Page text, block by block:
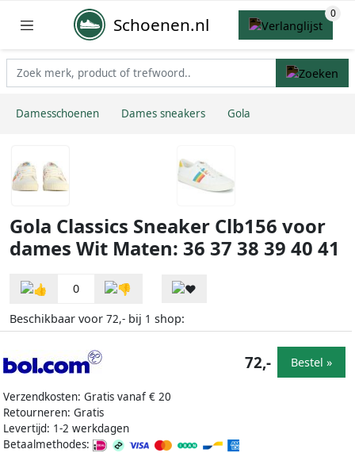
Schoenen.nl
Damesschoenen Dames sneakers Gola
Gola Classics Sneaker Clb156 voor
dames Wit Maten: 36 37 38 39 40 41
0
Beschikbaar voor 72,- bij 1 shop:
Verzendkosten: Gratis vanaf € 20
Retourneren: Gratis
Levertijd: 1-2 werkdagen
Betaalmethodes:
72,- Bestel »